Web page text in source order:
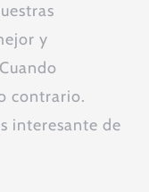
y
contrario.
interesante de